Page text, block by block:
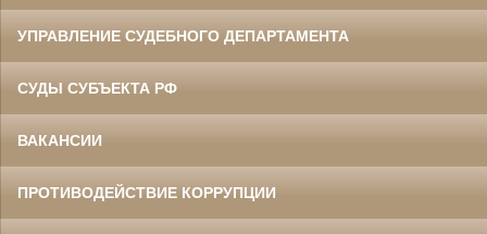
УПРАВЛЕНИЕ СУДЕБНОГО ДЕПАРТАМЕНТА
СУДЫ СУБЪЕКТА РФ
ВАКАНСИИ
ПРОТИВОДЕЙСТВИЕ КОРРУПЦИИ